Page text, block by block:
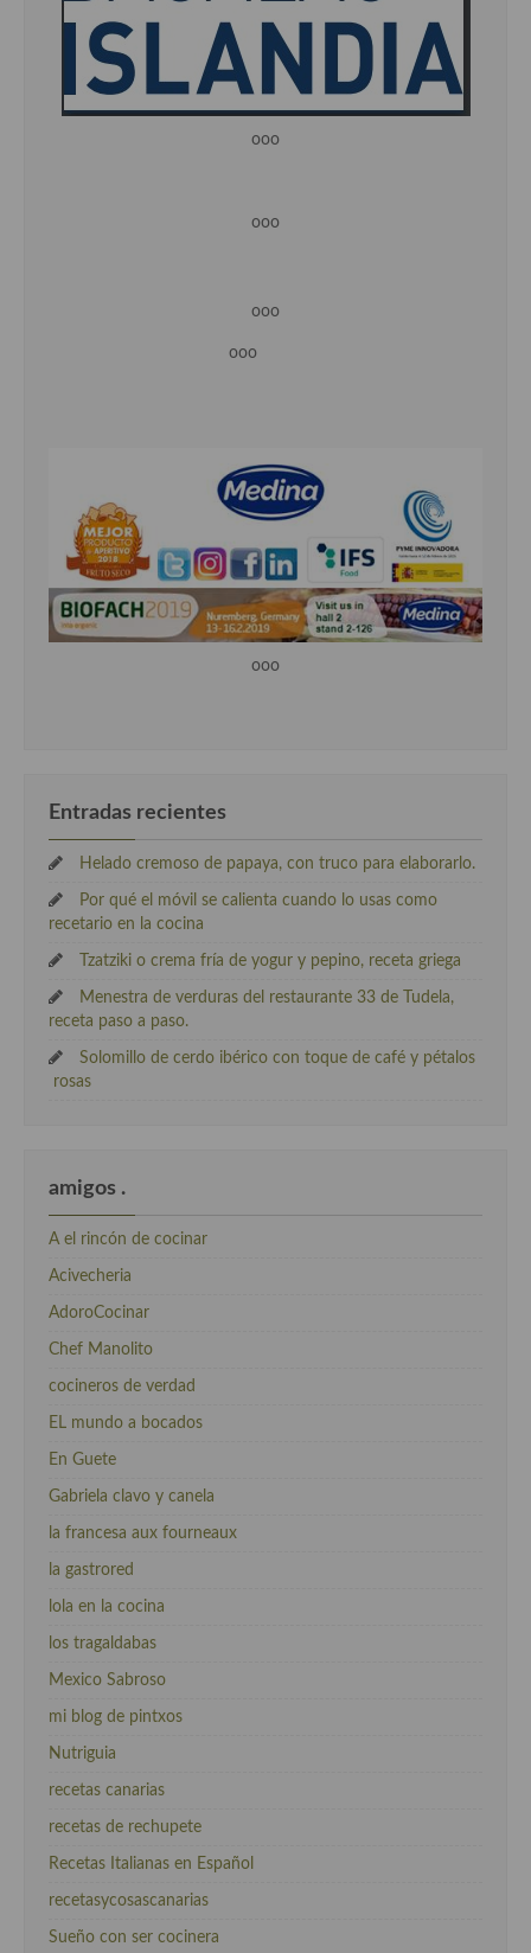
ooo
ooo
ooo
ooo
ooo
Entradas recientes
Helado cremoso de papaya, con truco para elaborarlo.
Por qué el móvil se calienta cuando lo usas como
recetario en la cocina
Tzatziki o crema fría de yogur y pepino, receta griega
Menestra de verduras del restaurante 33 de Tudela,
receta paso a paso.
Solomillo de cerdo ibérico con toque de café y pétalos
rosas
amigos .
A el rincón de cocinar
Acivecheria
AdoroCocinar
Chef Manolito
cocineros de verdad
EL mundo a bocados
En Guete
Gabriela clavo y canela
la francesa aux fourneaux
la gastrored
lola en la cocina
los tragaldabas
Mexico Sabroso
mi blog de pintxos
Nutriguia
recetas canarias
recetas de rechupete
Recetas Italianas en Español
recetasycosascanarias
Sueño con ser cocinera